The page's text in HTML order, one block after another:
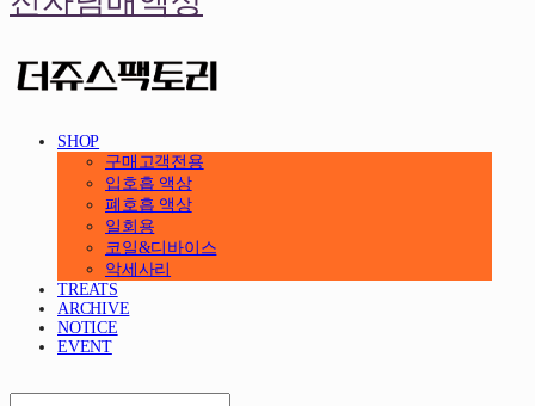
SHOP
구매고객전용
입호흡 액상
폐호흡 액상
일회용
코일&디바이스
악세사리
TREATS
ARCHIVE
NOTICE
EVENT